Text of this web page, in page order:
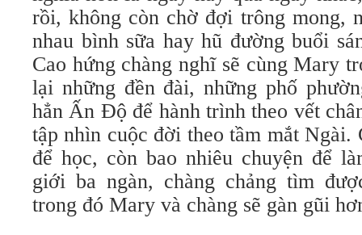
rồi, không còn chờ đợi trông mong,
nhau bình sữa hay hũ đường buổi
Cao hứng chàng nghĩ sẽ cùng Mary
lại những đền đài, những phố
hẳn Ấn Độ để hành trình theo vết
tập nhìn cuộc đời theo tầm mắt Ngài.
để học, còn bao nhiêu chuyện để
giới ba ngàn, chàng chảng tìm
trong đó Mary và chàng sẽ gàn gũi